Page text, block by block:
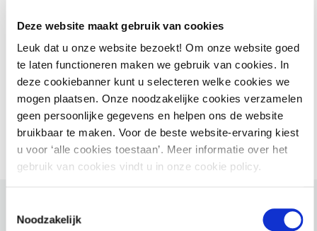
Deze website maakt gebruik van cookies
Leuk dat u onze website bezoekt! Om onze website goed
te laten functioneren maken we gebruik van cookies. In
deze cookiebanner kunt u selecteren welke cookies we
mogen plaatsen. Onze noodzakelijke cookies verzamelen
geen persoonlijke gegevens en helpen ons de website
bruikbaar te maken. Voor de beste website-ervaring kiest
u voor ‘alle cookies toestaan’. Meer informatie over het
gebruik van cookies vindt u in onze cookie policy.
Noodzakelijk
tijdelijk omgevingsplan: bestemmingsplan +
bruidsschat
volwaardig omgevingsplan: bestemmingsplan +
bruidsschat + gemeentelijke verordeningen